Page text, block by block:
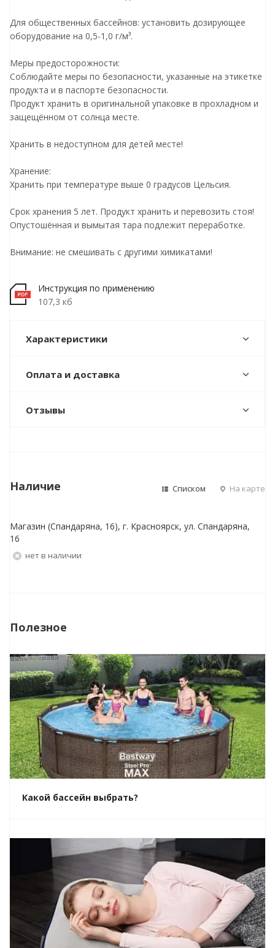
Для общественных бассейнов: установить дозирующее
оборудование на 0,5-1,0 г/м³.
Меры предосторожности:
Соблюдайте меры по безопасности, указанные на этикетке
продукта и в паспорте безопасности.
Продукт хранить в оригинальной упаковке в прохладном и
защещённом от солнца месте.
Хранить в недоступном для детей месте!
Хранение:
Хранить при температуре выше 0 градусов Цельсия.
Срок хранения 5 лет. Продукт хранить и перевозить стоя!
Опустошённая и вымытая тара подлежит переработке.
Внимание: не смешивать с другими химикатами!
Инструкция по применению
107,3 кб
Характеристики
Оплата и доставка
Отзывы
Наличие Списком На карте
Магазин (Спандаряна, 16), г. Красноярск, ул. Спандаряна,
16
Нет в наличии
Полезное
Какой бассейн выбрать?